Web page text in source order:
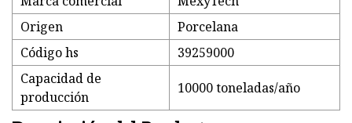
Origen
Porcelana
Código hs
39259000
Capacidad de
producción
10000 toneladas/año